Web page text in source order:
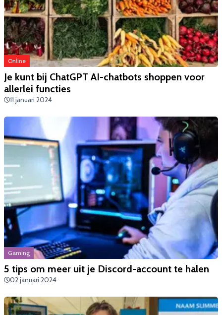
Online
​Je kunt bij ChatGPT AI-chatbots shoppen voor
allerlei functies
11 januari 2024
Gaming
​5 tips om meer uit je Discord-account te halen
02 januari 2024